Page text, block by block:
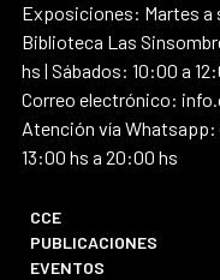
Exposiciones: Martes a
Biblioteca Las
hs | Sábados: 10:00 a
Correo electrónico:
Atención vía Whatsapp:
13:00 hs a 20:00 hs
CCE
PUBLICACIONES
EVENTOS